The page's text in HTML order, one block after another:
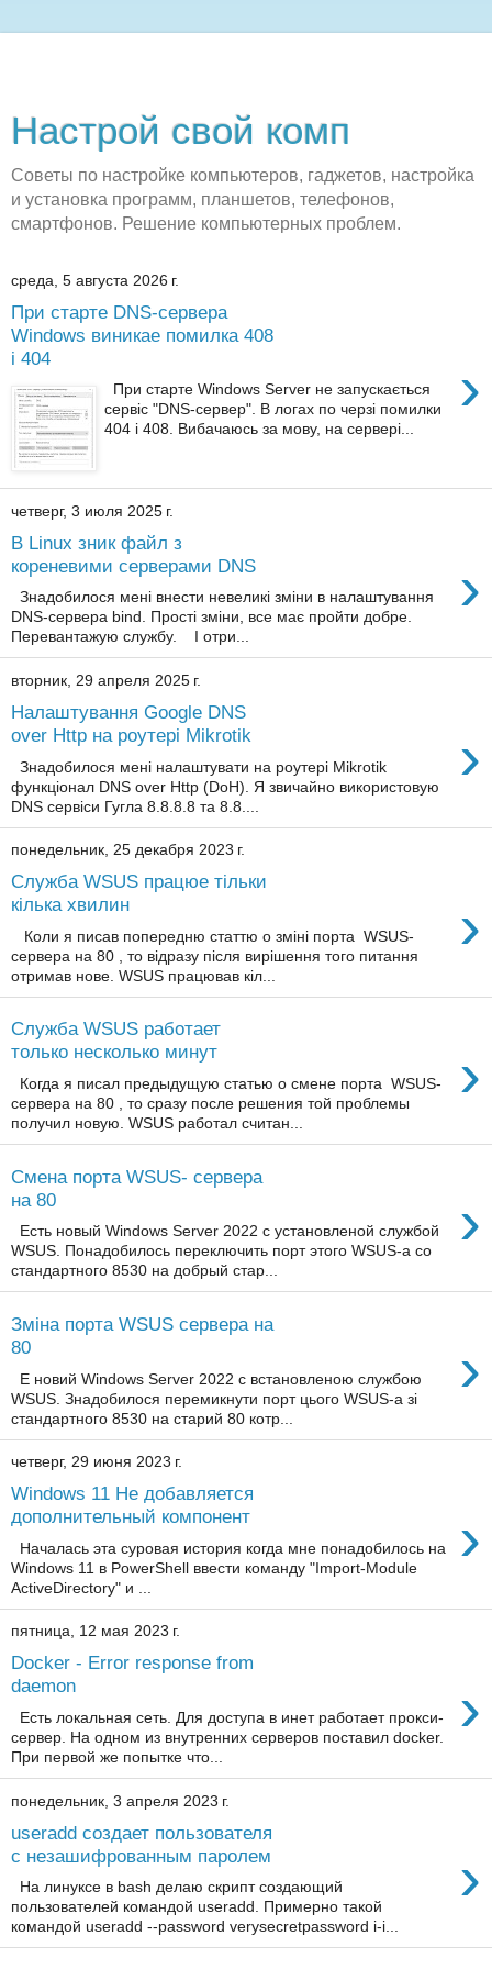
Настрой свой комп
Советы по настройке компьютеров, гаджетов, настройка
и установка программ, планшетов, телефонов,
смартфонов. Решение компьютерных проблем.
среда, 5 августа 2026 г.
При старте DNS-сервера
Windows виникае помилка 408
і 404
›
При старте Windows Server не запускається
сервіс "DNS-сервер". В логах по черзі помилки
404 і 408. Вибачаюсь за мову, на сервері...
четверг, 3 июля 2025 г.
В Linux зник файл з
кореневими серверами DNS
›
Знадобилося мені внести невеликі зміни в налаштування
DNS-сервера bind. Прості зміни, все має пройти добре.
Перевантажую службу. І отри...
вторник, 29 апреля 2025 г.
Налаштування Google DNS
over Http на роутері Mikrotik
›
Знадобилося мені налаштувати на роутері Mikrotik
функціонал DNS over Http (DoH). Я звичайно використовую
DNS сервіси Гугла 8.8.8.8 та 8.8....
понедельник, 25 декабря 2023 г.
Служба WSUS працюе тільки
кілька хвилин
›
Коли я писав попередню статтю о зміні порта WSUS-
сервера на 80 , то відразу після вирішення того питання
отримав нове. WSUS працював кіл...
Служба WSUS работает
только несколько минут
›
Когда я писал предыдущую статью о смене порта WSUS-
сервера на 80 , то сразу после решения той проблемы
получил новую. WSUS работал считан...
Смена порта WSUS- сервера
на 80
›
Есть новый Windows Server 2022 с установленой службой
WSUS. Понадобилось переключить порт этого WSUS-а со
стандартного 8530 на добрый стар...
Зміна порта WSUS сервера на
80
›
Е новий Windows Server 2022 с встановленою службою
WSUS. Знадобилося перемикнути порт цього WSUS-а зі
стандартного 8530 на старий 80 котр...
четверг, 29 июня 2023 г.
Windows 11 Не добавляется
дополнительный компонент
›
Началась эта суровая история когда мне понадобилось на
Windows 11 в PowerShell ввести команду "Import-Module
ActiveDirectory" и ...
пятница, 12 мая 2023 г.
Docker - Error response from
daemon
›
Есть локальная сеть. Для доступа в инет работает прокси-
сервер. На одном из внутренних серверов поставил docker.
При первой же попытке что...
понедельник, 3 апреля 2023 г.
useradd создает пользователя
с незашифрованным паролем
›
На линуксе в bash делаю скрипт создающий
пользователей командой useradd. Примерно такой
командой useradd --password verysecretpassword i-i...